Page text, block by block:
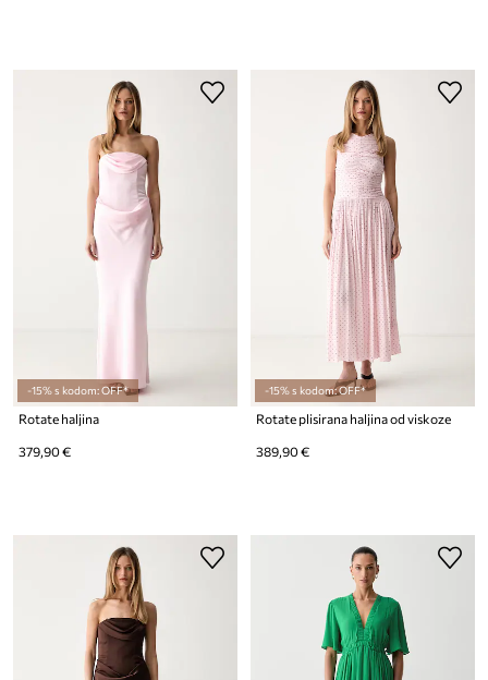
-15% s kodom: OFF*
Rotate haljina
379,90 €
-15% s kodom: OFF*
Rotate plisirana haljina od viskoze
389,90 €